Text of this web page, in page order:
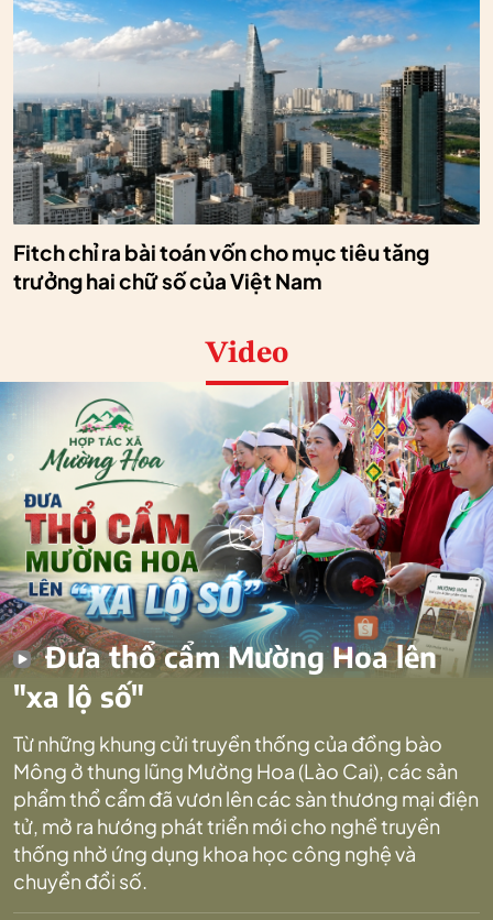
Fitch chỉ ra bài toán vốn cho mục tiêu tăng
trưởng hai chữ số của Việt Nam
Video
Đưa thổ cẩm Mường Hoa lên
"xa lộ số"
Từ những khung cửi truyền thống của đồng bào
Mông ở thung lũng Mường Hoa (Lào Cai), các sản
phẩm thổ cẩm đã vươn lên các sàn thương mại điện
tử, mở ra hướng phát triển mới cho nghề truyền
thống nhờ ứng dụng khoa học công nghệ và
chuyển đổi số.